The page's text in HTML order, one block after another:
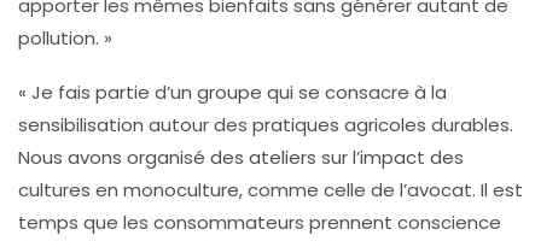
apporter les mêmes bienfaits sans générer autant de
pollution. »
« Je fais partie d’un groupe qui se consacre à la
sensibilisation autour des pratiques agricoles durables.
Nous avons organisé des ateliers sur l’impact des
cultures en monoculture, comme celle de l’avocat. Il est
temps que les consommateurs prennent conscience